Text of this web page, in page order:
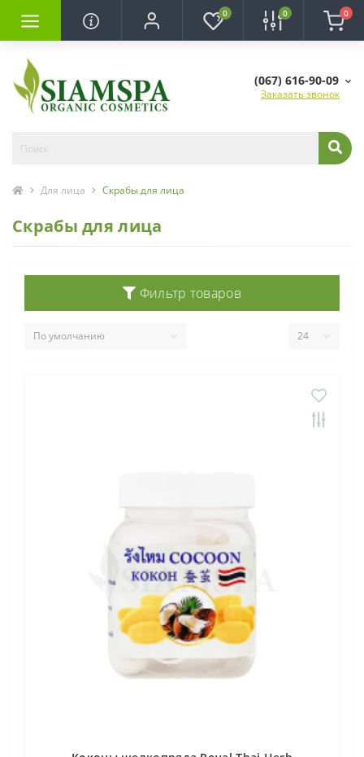
0 0 0
(067) 616-90-09
Заказать звонок
Для лица Скрабы для лица
Скрабы для лица
Фильтр товаров